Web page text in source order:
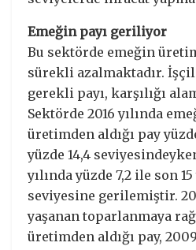
Emeğin payı geriliyor
Bu sektörde emeğin
sürekli azalmaktadır.
gerekli payı, karşılığı
Sektörde 2016 yılında
üretimden aldığı pay
yüzde 14,4
yılında yüzde 7,2 ile son
seviyesine gerilemiştir.
yaşanan toparlanmaya
üretimden aldığı pay,